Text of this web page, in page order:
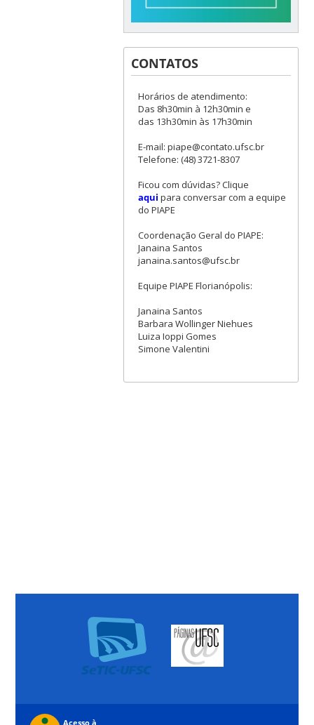
CONTATOS
Horários de atendimento:
Das 8h30min à 12h30min e
das 13h30min às 17h30min
E-mail: piape@contato.ufsc.br
Telefone: (48) 3721-8307
Ficou com dúvidas? Clique
aqui para conversar com a equipe
do PIAPE
Coordenação Geral do PIAPE:
Janaina Santos
janaina.santos@ufsc.br
Equipe PIAPE Florianópolis:
Janaina Santos
Barbara Wollinger Niehues
Luiza Ioppi Gomes
Simone Valentini